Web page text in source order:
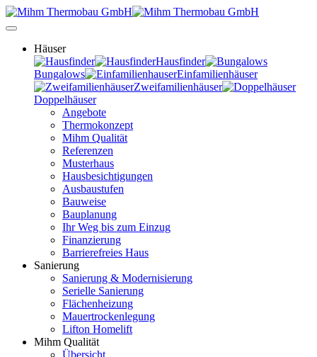
Häuser
Hausfinder
Bungalows
Einfamilienhäuser
Zweifamilienhäuser
Doppelhäuser
Angebote
Thermokonzept
Mihm Qualität
Referenzen
Musterhaus
Hausbesichtigungen
Ausbaustufen
Bauweise
Bauplanung
Ihr Weg bis zum Einzug
Finanzierung
Barrierefreies Haus
Sanierung
Sanierung & Modernisierung
Serielle Sanierung
Flächenheizung
Mauertrockenlegung
Lifton Homelift
Mihm Qualität
Übersicht